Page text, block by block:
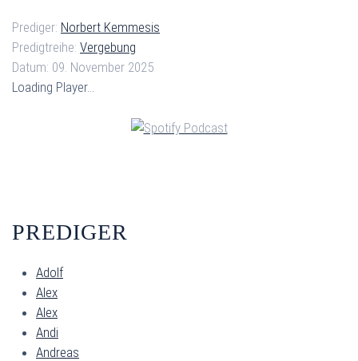
Prediger: Norbert Kemmesis
Predigtreihe: Vergebung
Datum: 09. November 2025
Loading Player...
PREDIGER
Adolf
Alex
Alex
Andi
Andreas